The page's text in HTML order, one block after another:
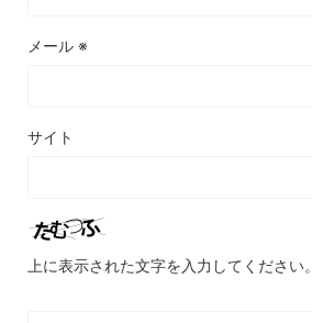
メール ※
サイト
上に表示された文字を入力してください。